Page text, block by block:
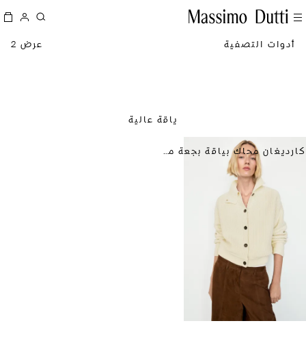
أدوات التصفية عرض 2
ياقة عالية
كارديغان محاك بياقة بجعة من القطن 100%